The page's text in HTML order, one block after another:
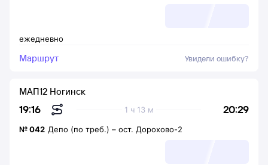
ежедневно
Маршрут Увидели ошибку?
19:16 20:29
1 ч 13 м
МАП12 Ногинск
№042 Депо (по треб.) – ост. Дорохово-2